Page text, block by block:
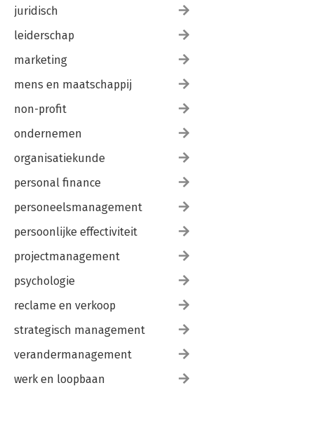
juridisch
leiderschap
marketing
mens en maatschappij
non-profit
ondernemen
organisatiekunde
personal finance
personeelsmanagement
persoonlijke effectiviteit
projectmanagement
psychologie
reclame en verkoop
strategisch management
verandermanagement
werk en loopbaan